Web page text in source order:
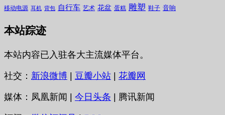
移动电源 耳机 背包 自行车 艺术 花盆 蛋糕 雕塑 鞋子 音响
本站踪迹
本站内容已入驻各大主流媒体平台。
社交： 新浪微博 | 豆瓣小站 | 花瓣网
媒体：凤凰新闻 | 今日头条 | 腾讯新闻